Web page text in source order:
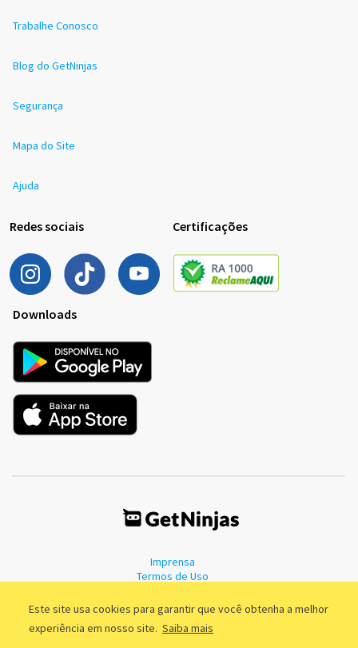
Este site usa cookies para garantir que você obtenha a melhor
experiência em nosso site. Saiba mais
Trabalhe Conosco
Blog do GetNinjas
Segurança
Mapa do Site
Ajuda
Redes sociais Certificações
Downloads
Imprensa
Termos de Uso